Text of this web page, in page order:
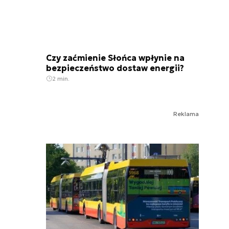
Czy zaćmienie Słońca wpłynie na
bezpieczeństwo dostaw energii?
2 min.
Reklama